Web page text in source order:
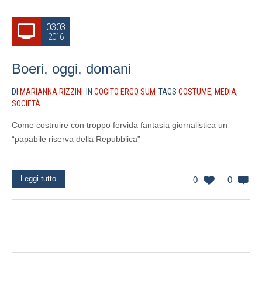
03.03
2016
Boeri, oggi, domani
DI MARIANNA RIZZINI IN COGITO ERGO SUM TAGS COSTUME, MEDIA,
SOCIETÀ
Come costruire con troppo fervida fantasia giornalistica un
“papabile riserva della Repubblica”
0 0
Leggi tutto